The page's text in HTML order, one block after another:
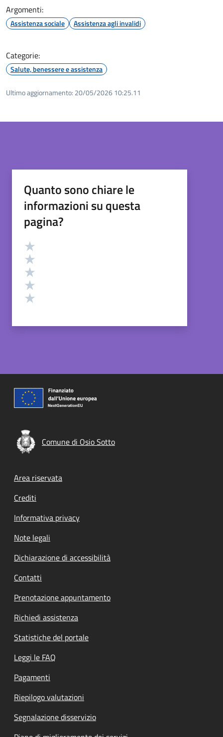
Argomenti:
Assistenza sociale Assistenza agli invalidi
Categorie:
Salute, benessere e assistenza
Ultimo aggiornamento: 20/05/2026 10:25.11
Quanto sono chiare le
informazioni su questa
pagina?
Valutazione
Comune di Osio Sotto
Footer menu
Area riservata
Crediti
Informativa privacy
Note legali
Dichiarazione di accessibilità
Contatti
Prenotazione appuntamento
Richiedi assistenza
Statistiche del portale
Leggi le FAQ
Pagamenti
Riepilogo valutazioni
Segnalazione disservizio